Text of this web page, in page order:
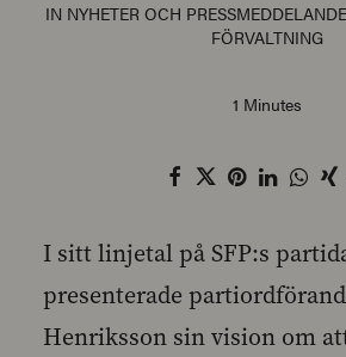
IN NYHETER OCH
FÖRVALTNING
1 Minutes
I sitt linjetal på SFP:s
presenterade
Henriksson sin vision om